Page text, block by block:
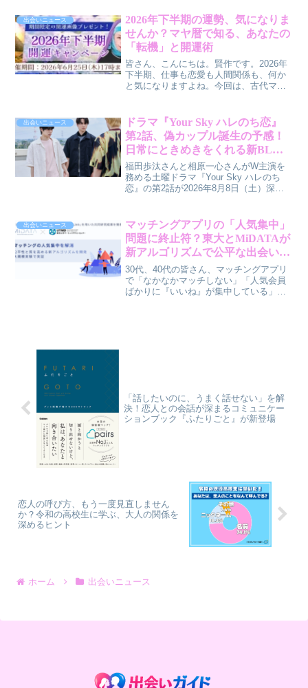
通じて、より良い出会いをサポートする
「Omiai」のこれまでとこれからについ
て、詳しくご紹介します。
出会いニュース
2026年下半期の運勢、気になりま
せんか？マヤ暦で知る、あなたの
「転機」と開運術
皆さん、こんにちは。賢作です。2026年
下半期、仕事も恋愛も人間関係も、何か
と気になりますよね。今回は、古代マヤ
ご紹介します。新しい自分に出会うヒン
トが、きっと見つかりますよ。
出会いニュース
ドラマ『Your Sky ハレのち恋』
第2話、偽カップル誕生の予感！
日常にときめきをくれる新BLド
ラマの魅力
福田歩汰さんと相原一心さんがW主演を
務める土曜ドラマ『Your Sky ハレのち
恋』の第2話が2026年8月8日（土）深夜
ります。
出会いニュース
マッチングアプリの「人気集中」
問題に終止符？東大とMiDATAが
新アルゴリズムで公平な出会いを
実現！
30代、40代の皆さん、マッチングアプリ
で「なかなかマッチしない」「人気会員
ばかりに『いいね』が集中している」と
「話したいのに、うまく話せない」を解
決！恋人との会話が深まるコミュニケー
ションブック『ふたりごと』が新登場
恋人の呼び方、もう一度見直しません
か？令和の高校生に学ぶ、大人の関係を
深めるヒント
ホーム 出会いニュース